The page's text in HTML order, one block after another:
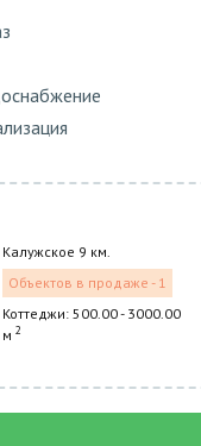
Калужское 9 км.
Объектов в продаже - 1
Коттеджи: 500.00 - 3000.00
м 2